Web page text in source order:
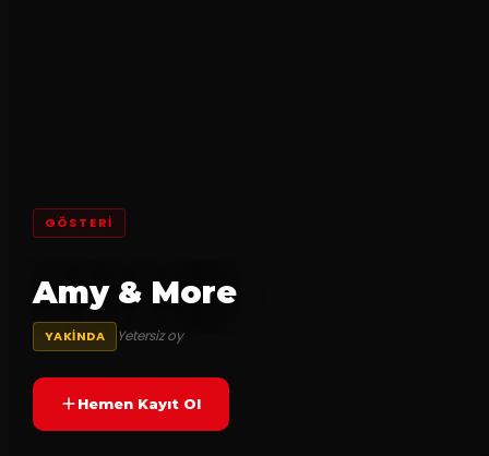
GÖSTERI
Amy & More
YAKINDA Yetersiz oy
Hemen Kayıt Ol